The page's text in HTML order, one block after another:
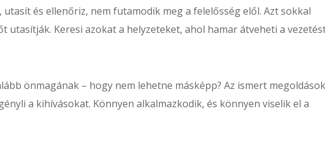
és ellenőriz, nem futamodik meg a felelősség elől. Azt sokkal
utasítják. Keresi azokat a helyzeteket, ahol hamar átveheti a
önmagának – hogy nem lehetne másképp? Az ismert
a kihívásokat. Könnyen alkalmazkodik, és könnyen viselik el a